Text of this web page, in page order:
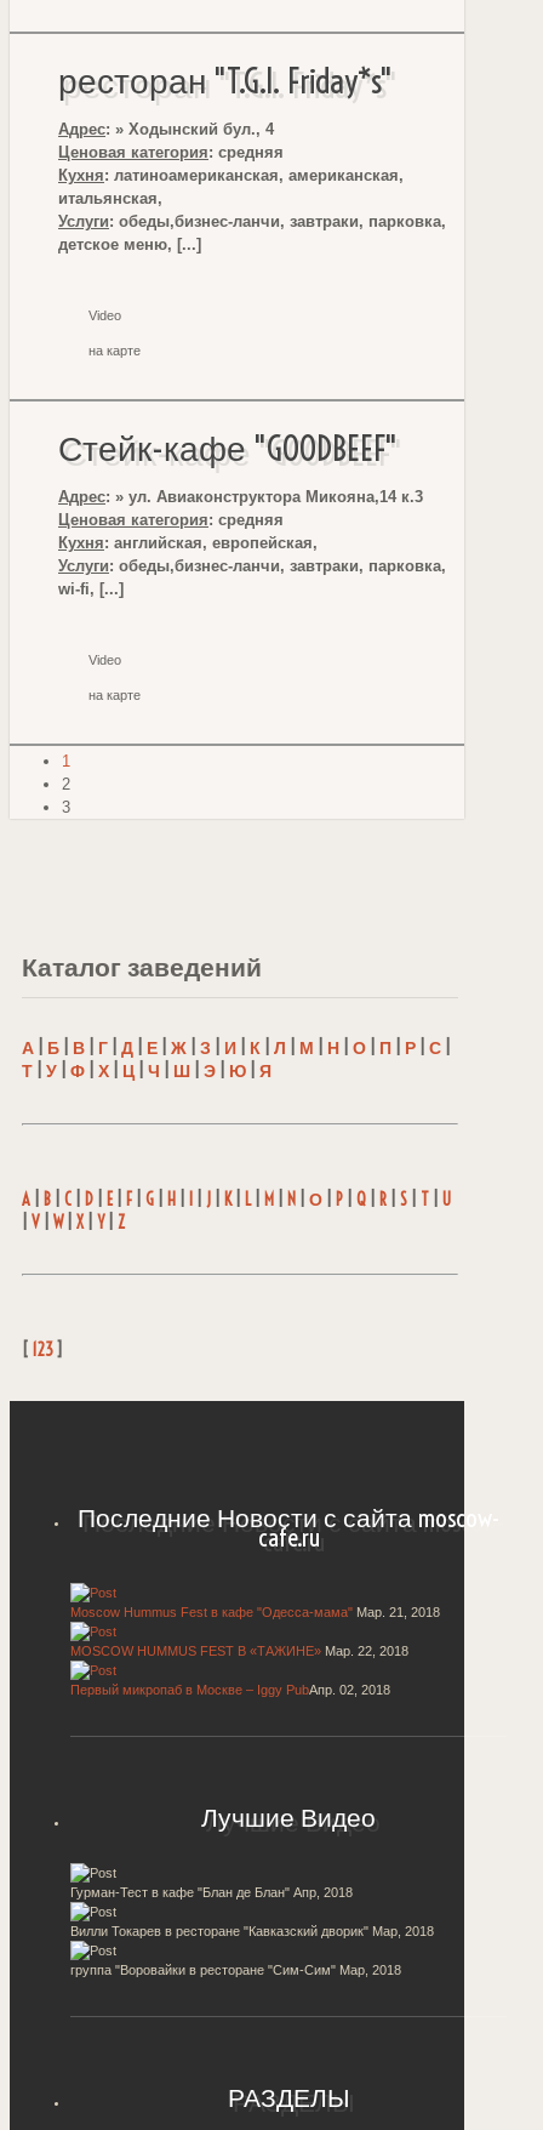
ресторан "T.G.I. Friday*s"
Адрес: » Ходынский бул., 4
Ценовая категория: средняя
Кухня: латиноамериканская, американская,
итальянская,
Услуги: обеды,бизнес-ланчи, завтраки, парковка,
детское меню, [...]
Video
на карте
Стейк-кафе "GOODBEEF"
Адрес: » ул. Авиаконструктора Микояна,14 к.3
Ценовая категория: средняя
Кухня: английская, европейская,
Услуги: обеды,бизнес-ланчи, завтраки, парковка,
wi-fi, [...]
Video
на карте
1
2
3
Каталог заведений
А Б В Г Д Е Ж З И К Л М Н О П Р С
Т
У Ф Х Ц Ч Ш Э Ю Я
A B C D E F G H K| L| M N О P Q R S T
U
V W| X Y| Z
[ 123]
Последние Новости с сайта moscow-
cafe.ru
Moscow Hummus Fest в кафе "Одесса-мама" Мар. 21, 2018
MOSCOW HUMMUS FEST В «ТАЖИНЕ» Мар. 22, 2018
Первый микропаб в Москве – Iggy PubАпр. 02, 2018
Лучшие Видео
Гурман-Тест в кафе "Блан де Блан" Апр, 2018
Вилли Токарев в ресторане "Кавказский дворик" Мар, 2018
группа "Воровайки в ресторане "Сим-Сим" Мар, 2018
РАЗДЕЛЫ